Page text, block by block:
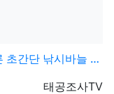
시바늘 묶을수 있습니…
등록자
태공조사TV